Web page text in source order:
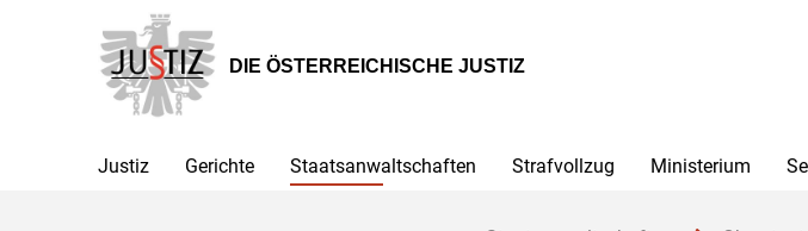
Hauptnavigation
[1]
Inhalt
[2]
Untermenü
[3]
DIE ÖSTERREICHISCHE JUSTIZ
Justiz Gerichte Staatsanwaltschaften Strafvollzug Ministerium